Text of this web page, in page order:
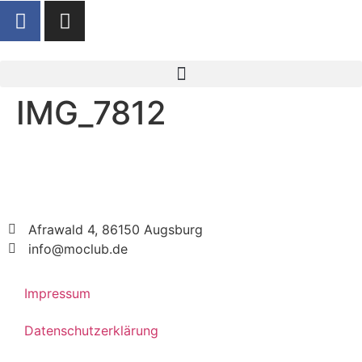
IMG_7812
Afrawald 4, 86150 Augsburg
info@moclub.de
Impressum
Datenschutzerklärung